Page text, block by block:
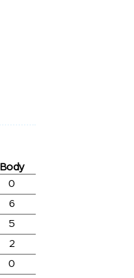
Body
0
6
5
2
0